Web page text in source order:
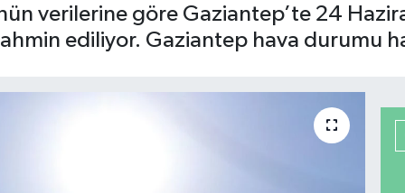
verilerine göre Gaziantep’te 24
ediliyor. Gaziantep hava durumu